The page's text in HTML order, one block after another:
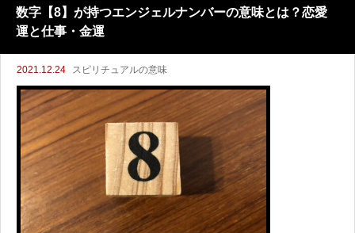
は、エンジェルナンバーかもしれません。88にはどんな
数字【8】が持つエンジェルナンバーの意味とは？恋愛
運と仕事・金運
2021.12.24 スピリチュアルの意味